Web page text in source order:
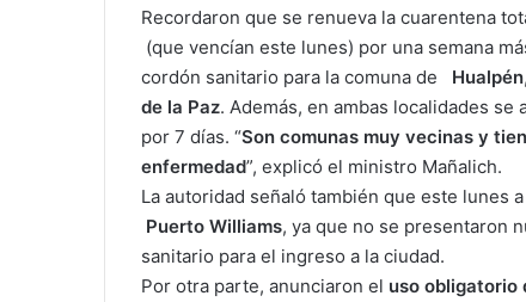
Recordaron que se renueva la cuarentena
(que vencían este lunes) por una semana
cordón sanitario para la comuna de Hualpén
de la Paz. Además, en ambas localidades
por 7 días. “Son comunas muy vecinas y
enfermedad”, explicó el ministro Mañalich.
La autoridad señaló también que este lunes
Puerto Williams, ya que no se presentaron
sanitario para el ingreso a la ciudad.
Por otra parte, anunciaron el uso obligatorio